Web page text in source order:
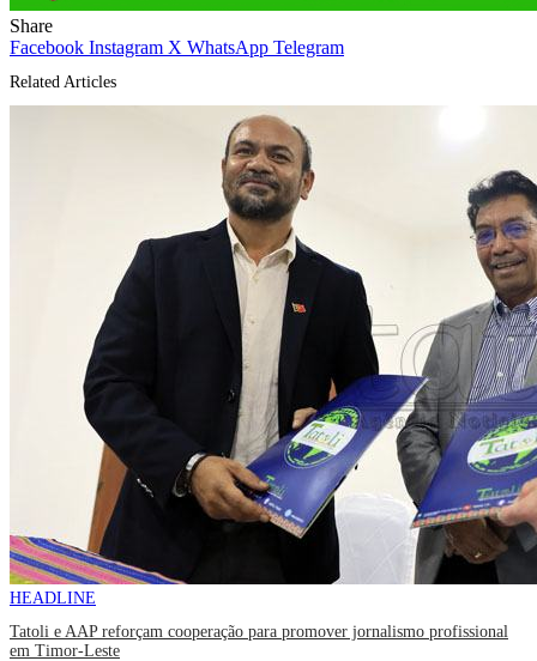
Share
Facebook Instagram X WhatsApp Telegram
Related Articles
HEADLINE
Tatoli e AAP reforçam cooperação para promover jornalismo profissional
em Timor-Leste